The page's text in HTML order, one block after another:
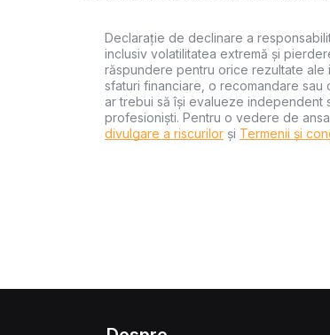
Declarație de declinare a
inclusiv volatilitatea extremă și
răspundere pentru orice rezultate ale
sfaturi financiare, o recomandare
ar trebui să își evalueze independent
profesioniști. Pentru o vedere de
divulgare a riscurilor și Termenii și